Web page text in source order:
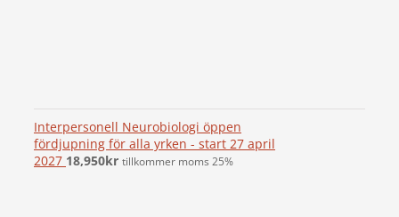
Interpersonell Neurobiologi öppen
fördjupning för alla yrken - start 27 april
2027 18,950kr tillkommer moms 25%